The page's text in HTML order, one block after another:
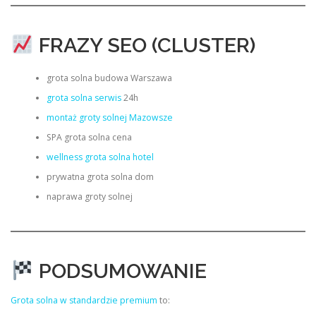
FRAZY SEO (CLUSTER)
grota solna budowa Warszawa
grota solna serwis24h
montaż groty solnej Mazowsze
SPA grota solna cena
wellness grota solna hotel
prywatna grota solna dom
naprawa groty solnej
PODSUMOWANIE
Grota solna w standardzie premium to: